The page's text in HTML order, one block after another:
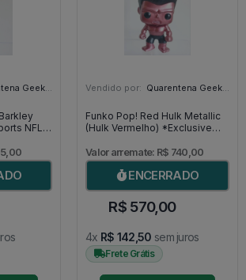
Geek Store - SP
NFL
Vendido por: Quarentena Geek Store - SP
Funko Pop! Red Hulk Metallic
(Hulk Vermelho) *Exclusive
Marvel #31
Valor arremate: R$ 740,00
ENCERRADO
R$ 570,00
4x R$ 142,50 sem juros
Frete Grátis